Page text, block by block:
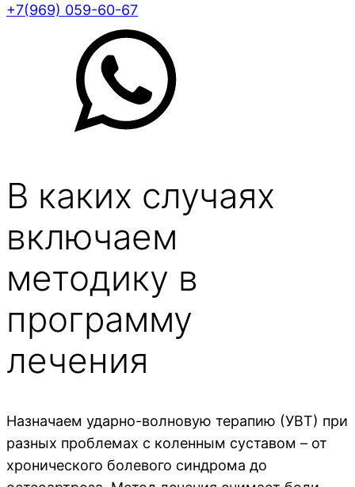
+7(969) 059-60-67
В каких случаях
включаем
методику в
программу
лечения
Назначаем ударно-волновую терапию (УВТ) при
разных проблемах с коленным суставом – от
хронического болевого синдрома до